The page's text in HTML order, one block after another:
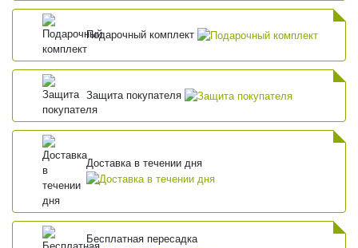
Подарочный комплект
Защита покупателя
Доставка в течении дня
Бесплатная пересадка